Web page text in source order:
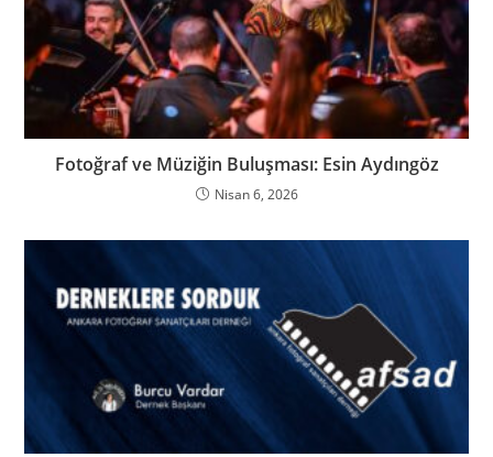
Fotoğraf ve Müziğin Buluşması: Esin Aydıngöz
Nisan 6, 2026